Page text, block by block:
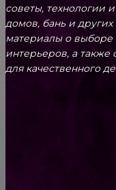
советы, технологии
домов, бань и
материалы о выборе
интерьеров, а также
для качественного